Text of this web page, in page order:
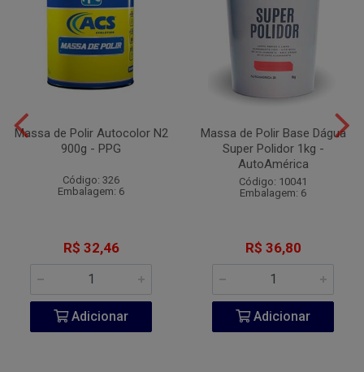
Massa de Polir Autocolor N2
900g - PPG
Código: 326
Embalagem: 6
R$ 32,46
Adicionar
Massa de Polir Base Dágua
Super Polidor 1kg -
AutoAmérica
Código: 10041
Embalagem: 6
R$ 36,80
Adicionar